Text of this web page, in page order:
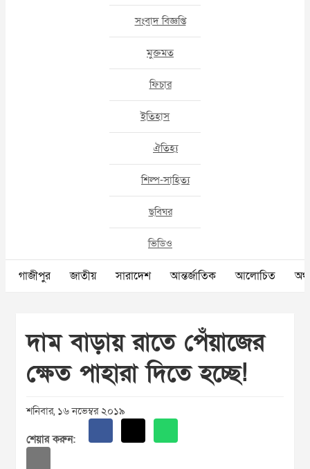
সংবাদ বিজ্ঞপ্তি
মুক্তমত
ফিচার
ইতিহাস
ঐতিহ্য
শিল্প-সাহিত্য
ছবিঘর
ভিডিও
গাজীপুর জাতীয় সারাদেশ আন্তর্জাতিক আলোচিত
দাম বাড়ায় রাতে পেঁয়াজের
ক্ষেত পাহারা দিতে হচ্ছে!
শনিবার, ১৬ নভেম্বর ২০১৯
শেয়ার করুন: